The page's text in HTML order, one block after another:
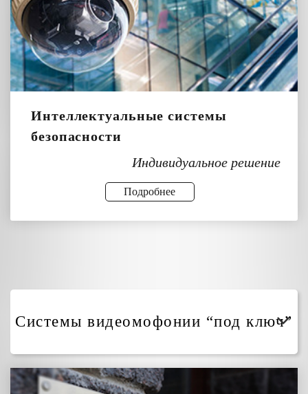
Интеллектуальные системы
безопасности
Индивидуальное решение
Подробнее
Системы видеомофонии “под ключ”